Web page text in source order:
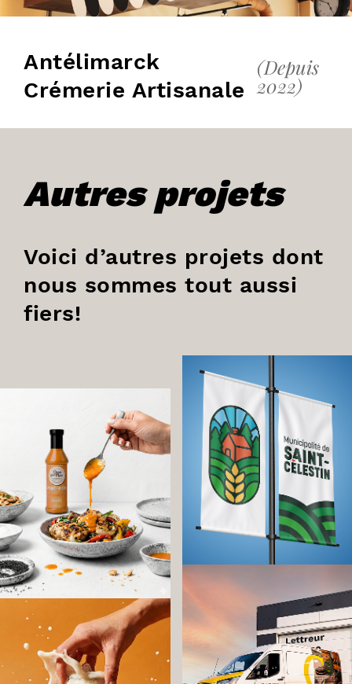
Antélimarck
Crémerie Artisanale
(Depuis
2022)
Autres projets
Voici d’autres projets dont
nous sommes tout aussi
fiers!